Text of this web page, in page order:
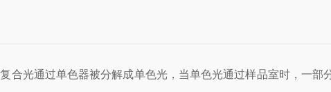
合光通过单色器被分解成单色光，当单色光通过样品室时，一部